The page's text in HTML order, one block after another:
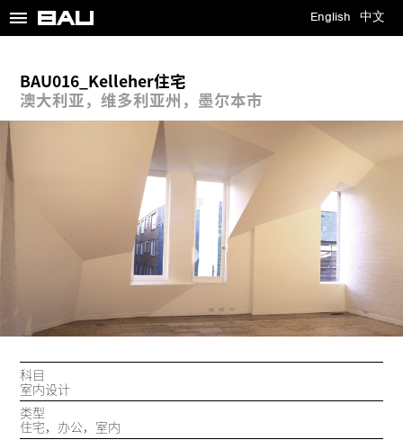
≡ English 中文
BAU016_Kelleher住宅
澳大利亚，维多利亚州，墨尔本市
科目
室内设计
类型
住宅，办公，室内